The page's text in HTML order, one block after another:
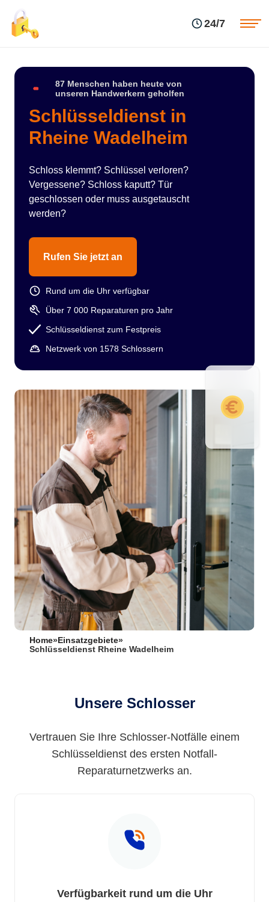
24/7
87 Menschen haben heute von
unseren Handwerkern geholfen
Schlüsseldienst in
Rheine Wadelheim
Schloss klemmt? Schlüssel verloren?
Vergessene? Schloss kaputt? Tür
geschlossen oder muss ausgetauscht
werden?
Rufen Sie jetzt an
Rund um die Uhr verfügbar
Über 7 000 Reparaturen pro Jahr
Schlüsseldienst zum Festpreis
Netzwerk von 1578 Schlossern
Home» Einsatzgebiete»
Schlüsseldienst Rheine Wadelheim
Unsere Schlosser
Vertrauen Sie Ihre Schlosser-Notfälle einem
Schlüsseldienst des ersten Notfall-
Reparaturnetzwerks an.
Verfügbarkeit rund um die Uhr